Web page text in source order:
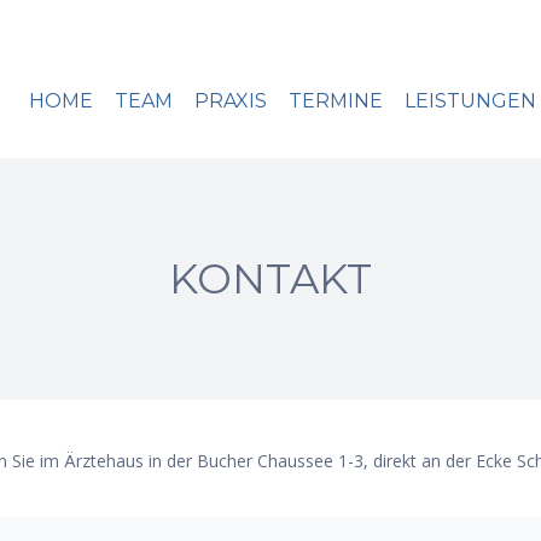
HOME TEAM PRAXIS TERMINE LEISTUNGEN
KONTAKT
Sie im Ärztehaus in der Bucher Chaussee 1-3, direkt an der Ecke